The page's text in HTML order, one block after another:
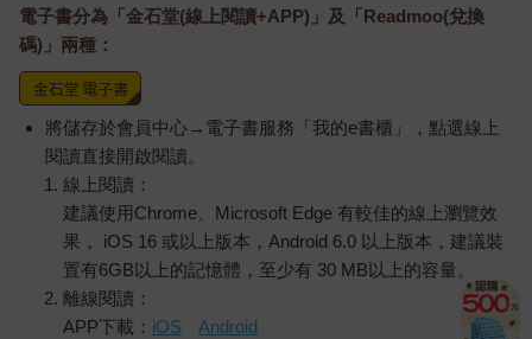
電子書分為「金石堂(線上閱讀+APP)」及「Readmoo(兌換
碼)」兩種：
將儲存於會員中心→電子書服務「我的e書櫃」，點選線上
閱讀直接開啟閱讀。
線上閱讀：
建議使用Chrome、Microsoft Edge 有較佳的線上瀏覽效
果， iOS 16 或以上版本，Android 6.0 以上版本，建議裝
置有6GB以上的記憶體，至少有 30 MB以上的容量。
離線閱讀：
APP下載： iOS
Android